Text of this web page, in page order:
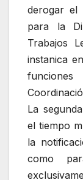
derogar el
para la
Trabajos
instanica
La
el tiempo
la
como